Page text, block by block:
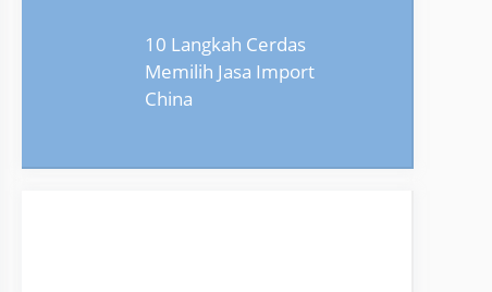
10 Langkah Cerdas
Memilih Jasa Import
China